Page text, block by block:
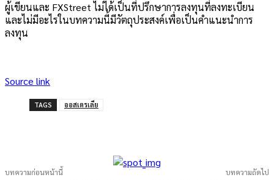
ผู้เขียนและ FXStreet ไม่ได้เป็นที่ปรึกษาการลงทุนที่ลงทะเบียน
และไม่มีอะไรในบทความนี้มีวัตถุประสงค์เพื่อเป็นคำแนะนำการ
ลงทุน
Source link
TAGS ออสเตรเลีย
บทความก่อนหน้านี้ บทความถัดไป